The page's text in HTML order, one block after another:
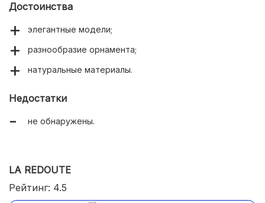
Достоинства
элегантные модели;
разнообразие орнамента;
натуральные материалы.
Недостатки
не обнаружены.
LA REDOUTE
Рейтинг: 4.5